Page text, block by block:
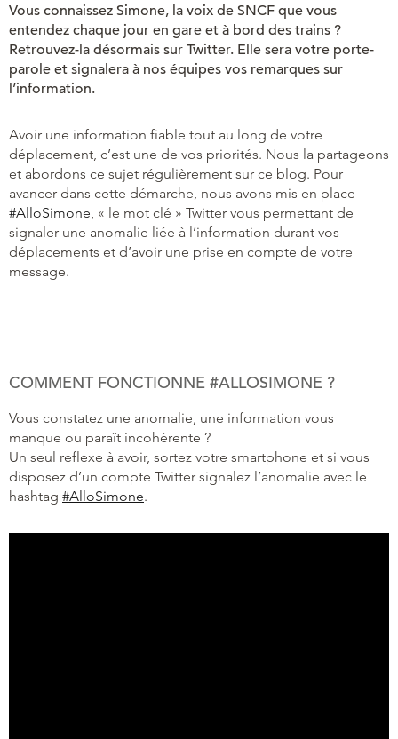
Vous connaissez Simone, la voix de SNCF que vous
entendez chaque jour en gare et à bord des trains ?
Retrouvez-la désormais sur Twitter. Elle sera votre porte-
parole et signalera à nos équipes vos remarques sur
l’information.
Avoir une information fiable tout au long de votre
déplacement, c’est une de vos priorités. Nous la partageons
et abordons ce sujet régulièrement sur ce blog. Pour
avancer dans cette démarche, nous avons mis en place
#AlloSimone , « le mot clé » Twitter vous permettant de
signaler une anomalie liée à l’information durant vos
déplacements et d’avoir une prise en compte de votre
message.
COMMENT FONCTIONNE #ALLOSIMONE ?
Vous constatez une anomalie, une information vous
manque ou paraît incohérente ?
Un seul reflexe à avoir, sortez votre smartphone et si vous
disposez d’un compte Twitter signalez l’anomalie avec le
hashtag #AlloSimone.